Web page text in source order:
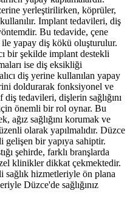
yerleştirilirken, köprüler,
Implant tedavileri, diş
Bu tedavide, çene
yapay diş kökü oluşturulur.
bir şekilde implant destekli
ise diş eksikliği
diş yerine kullanılan yapay
doldurarak fonksiyonel ve
tedavileri, dişlerin sağlığını
önemli bir rol oynar. Bu
ağız sağlığını korumak ve
olarak yapılmalıdır. Düzce
gelişen bir yapıya sahiptir.
şehirde, farklı branşlarda
klinikler dikkat çekmektedir.
sağlık hizmetleriyle ön plana
Düzce'de sağlığınız